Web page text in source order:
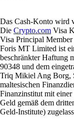
Das Cash-Konto wird
Die Crypto.com Visa
Visa Principal
Foris MT Limited ist
beschränkter Haftung
90348 und dem
Triq Mikiel Ang Borg,
maltesischen
Finanzinstitut mit
Geld gemäß dem
Geld-Institute)